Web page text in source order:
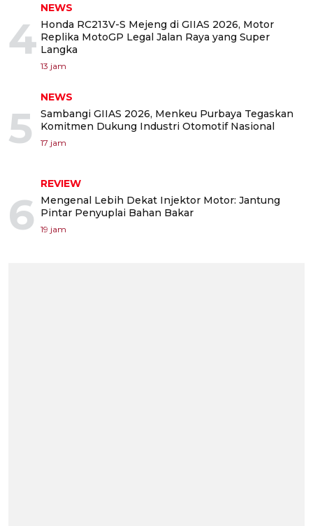
4
NEWS
Honda RC213V-S Mejeng di GIIAS 2026, Motor
Replika MotoGP Legal Jalan Raya yang Super
Langka
13 jam
5
NEWS
Sambangi GIIAS 2026, Menkeu Purbaya Tegaskan
Komitmen Dukung Industri Otomotif Nasional
17 jam
6
REVIEW
Mengenal Lebih Dekat Injektor Motor: Jantung
Pintar Penyuplai Bahan Bakar
19 jam